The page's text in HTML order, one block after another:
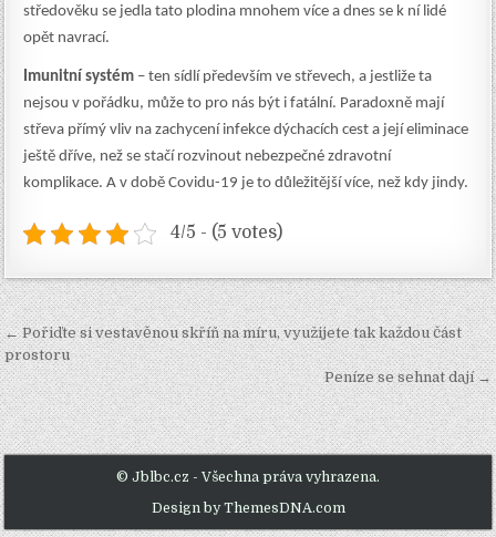
středověku se jedla tato plodina mnohem více a dnes se k ní lidé
opět navrací.
Imunitní systém – ten sídlí především ve střevech, a jestliže ta
nejsou v pořádku, může to pro nás být i fatální. Paradoxně mají
střeva přímý vliv na zachycení infekce dýchacích cest a její eliminace
ještě dříve, než se stačí rozvinout nebezpečné zdravotní
komplikace. A v době Covidu-19 je to důležitější více, než kdy jindy.
4/5 - (5 votes)
Navigace
pro
příspěvek
← Pořiďte si vestavěnou skříň na míru, využijete tak každou část
prostoru
Peníze se sehnat dají →
© Jblbc.cz - Všechna práva vyhrazena.
Design by ThemesDNA.com